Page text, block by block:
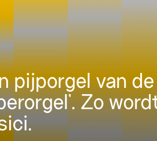
pijporgel van de
Zo